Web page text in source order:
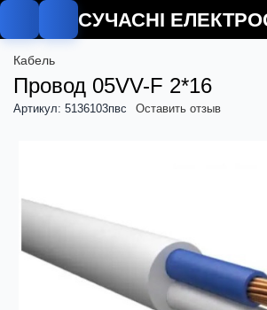
Кабель
Провод 05VV-F 2*16
Артикул: 5136103пвс Оставить отзыв